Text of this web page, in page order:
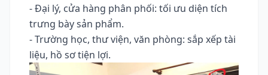
- Đại lý, cửa hàng phân phối: tối ưu diện tích
trưng bày sản phẩm.
- Trường học, thư viện, văn phòng: sắp xếp tài
liệu, hồ sơ tiện lợi.